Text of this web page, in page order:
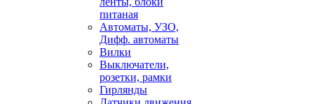
питаная
Автоматы, УЗО,
Дифф. автоматы
Вилки
Выключатели,
розетки, рамки
Гирлянды